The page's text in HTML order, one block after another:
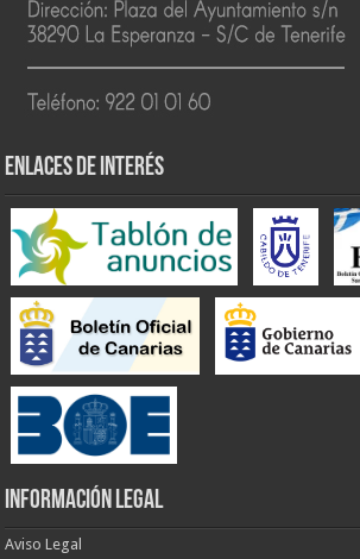
ENLACES DE INTERÉS
INFORMACIÓN LEGAL
Aviso Legal